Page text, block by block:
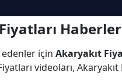
için Akaryakıt
videoları,